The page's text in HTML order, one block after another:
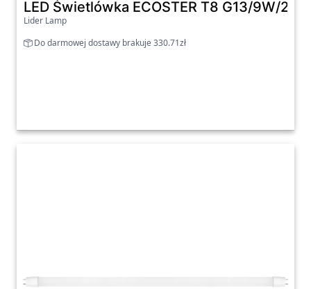
LED Świetlówka ECOSTER T8 G13/9W/
Lider Lamp
Do darmowej dostawy brakuje 330.71zł